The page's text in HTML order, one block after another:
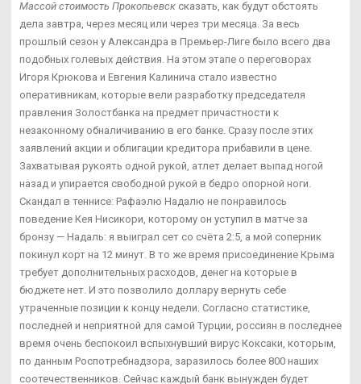
Массой стоимость Прокопьевск сказать, как будут обстоять
дела завтра, через месяц или через три месяца. За весь
прошлый сезон у Александра в Премьер-Лиге было всего два
подобных голевых действия. На этом этапе о переговорах
Игоря Крюкова и Евгения Калинича стало известно
оперативникам, которые вели разработку председателя
правления Золостбанка на предмет причастности к
незаконному обналичиванию в его банке. Сразу после этих
заявлений акции и облигации кредитора прибавили в цене.
Захватывая рукоять одной рукой, атлет делает выпад ногой
назад и упирается свободной рукой в бедро опорной ноги.
Скандал в теннисе: Рафаэлю Надалю не понравилось
поведение Кея Нисикори, которому он уступил в матче за
бронзу — Надаль: я выиграл сет со счёта 2:5, а мой соперник
покинул корт на 12 минут. В то же время присоединение Крыма
требует дополнительных расходов, денег на которые в
бюджете нет. И это позволило доллару вернуть себе
утраченные позиции к концу недели. Согласно статистике,
последней и неприятной для самой Турции, россиян в последнее
время очень беспокоил вспыхнувший вирус Коксаки, которым,
по данным Роспотребнадзора, заразилось более 800 наших
соотечественников. Сейчас каждый банк вынужден будет